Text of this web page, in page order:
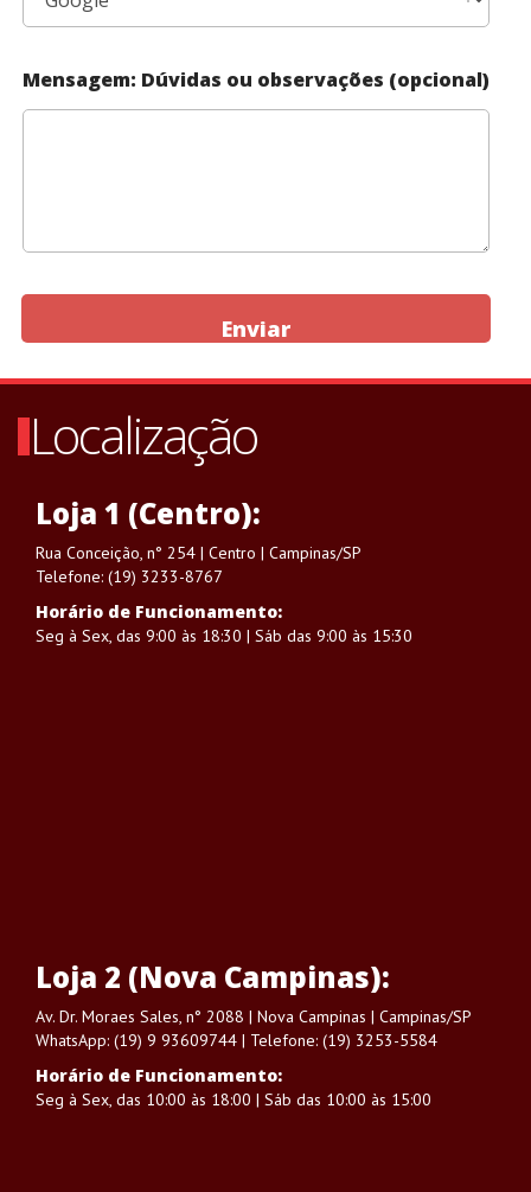
Mensagem: Dúvidas ou observações (opcional)
Enviar
Localização
Loja 1 (Centro):
Rua Conceição, n° 254 | Centro | Campinas/SP
Telefone: (19) 3233-8767
Horário de Funcionamento:
Seg à Sex, das 9:00 às 18:30 | Sáb das 9:00 às 15:30
Loja 2 (Nova Campinas):
Av. Dr. Moraes Sales, n° 2088 | Nova Campinas | Campinas/SP
WhatsApp: (19) 9 93609744 | Telefone: (19) 3253-5584
Horário de Funcionamento:
Seg à Sex, das 10:00 às 18:00 | Sáb das 10:00 às 15:00